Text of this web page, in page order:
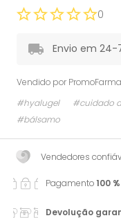
0
Envio em 24-
Vendido por
#hyalugel
#cuidado
#bálsamo
Vendedores
Pagamento100
Devolução